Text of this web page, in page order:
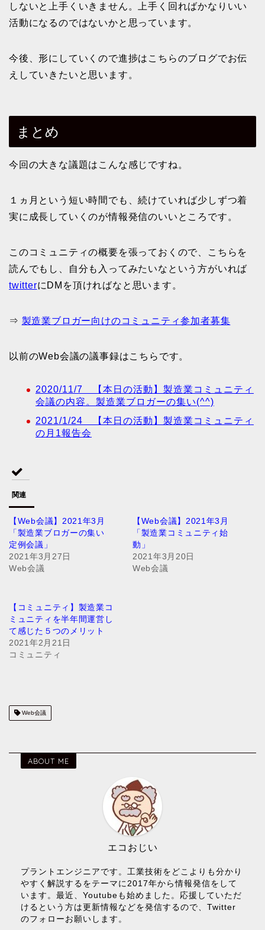
しないと上手くいきません。上手く回ればかなりいい
活動になるのではないかと思っています。
今後、形にしていくので進捗はこちらのブログでお伝
えしていきたいと思います。
まとめ
今回の大きな議題はこんな感じですね。
１ヵ月という短い時間でも、続けていれば少しずつ着
実に成長していくのが情報発信のいいところです。
このコミュニティの概要を張っておくので、こちらを
読んでもし、自分も入ってみたいなという方がいれば
twitterにDMを頂ければなと思います。
⇒ 製造業ブロガー向けのコミュニティ参加者募集
以前のWeb会議の議事録はこちらです。
2020/11/7 【本日の活動】製造業コミュニティ
会議の内容。製造業ブロガーの集い(^^)
2021/1/24 【本日の活動】製造業コミュニティ
の月1報告会
関連
【Web会議】2021年3月
「製造業ブロガーの集い
定例会議」
2021年3月27日
Web会議
【Web会議】2021年3月
「製造業コミュニティ始
動」
2021年3月20日
Web会議
【コミュニティ】製造業コ
ミュニティを半年間運営し
て感じた５つのメリット
2021年2月21日
コミュニティ
Web会議
ABOUT ME
エコおじい
プラントエンジニアです。工業技術をどこよりも分かり
やすく解説するをテーマに2017年から情報発信をして
います。最近、Youtubeも始めました。応援していただ
けるという方は更新情報などを発信するので、Twitter
のフォローお願いします。